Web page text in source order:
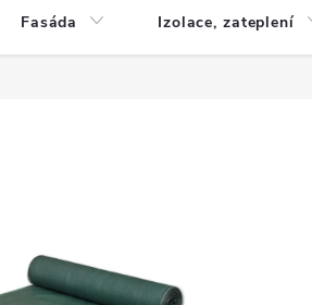
Fasáda Izolace, zateplení